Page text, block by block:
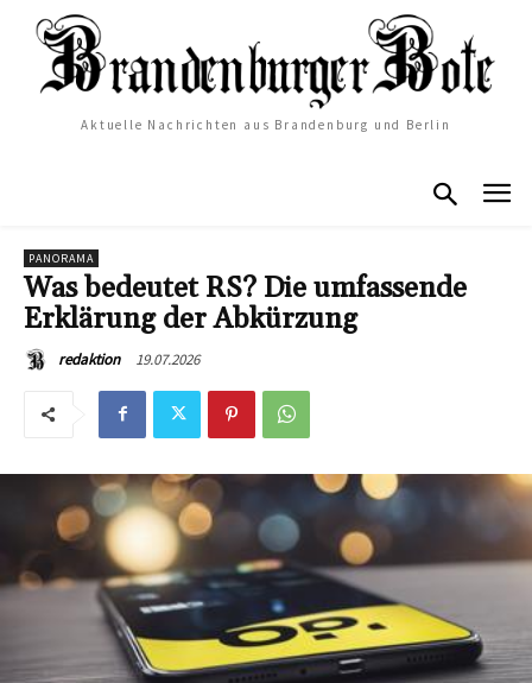
Aktuelle Nachrichten aus Brandenburg und Berlin
PANORAMA
Was bedeutet RS? Die umfassende
Erklärung der Abkürzung
redaktion 19.07.2026